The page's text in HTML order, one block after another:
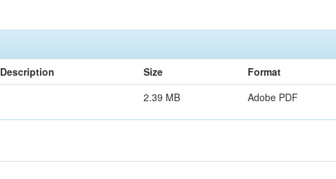
Description Size
Format
2.39 MB Adobe PDF